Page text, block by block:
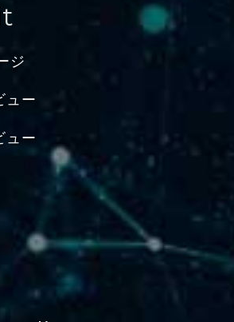
ジ
ュー
ュー